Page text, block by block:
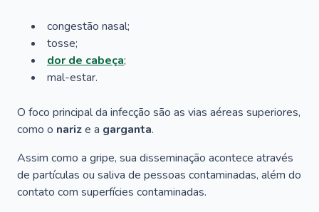
congestão nasal;
tosse;
dor de cabeça;
mal-estar.
O foco principal da infecção são as vias aéreas superiores,
como o narize a garganta.
Assim como a gripe, sua disseminação acontece através
de partículas ou saliva de pessoas contaminadas, além do
contato com superfícies contaminadas.